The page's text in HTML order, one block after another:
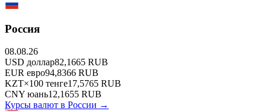
Россия
08.08.26
USD доллар82,1665 RUB
EUR евро94,8366 RUB
KZT×100 тенге17,5765 RUB
CNY юань12,1655 RUB
Курсы валют в России →